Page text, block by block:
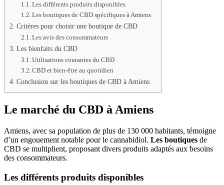
Les différents produits disponibles
Les boutiques de CBD spécifiques à Amiens
Critères pour choisir une boutique de CBD
Les avis des consommateurs
Les bienfaits du CBD
Utilisations courantes du CBD
CBD et bien-être au quotidien
Conclusion sur les boutiques de CBD à Amiens
Le marché du CBD à Amiens
Amiens, avec sa population de plus de 130 000 habitants, témoigne
d’un engouement notable pour le cannabidiol. Les boutiques de
CBD se multiplient, proposant divers produits adaptés aux besoins
des consommateurs.
Les différents produits disponibles